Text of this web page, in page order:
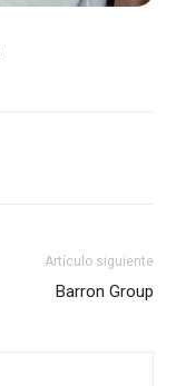
Artículo siguiente
Barron Group